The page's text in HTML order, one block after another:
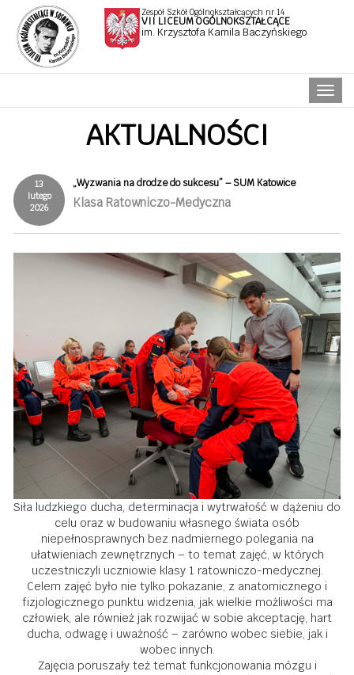
Zespół Szkół Ogólnokształcących nr 14
VII LICEUM OGÓLNOKSZTAŁCĄCE
im. Krzysztofa Kamila Baczyńskiego
AKTUALNOŚCI
13
lutego
2026
„Wyzwania na drodze do sukcesu” – SUM Katowice
Klasa Ratowniczo-Medyczna
Siła ludzkiego ducha, determinacja i wytrwałość w dążeniu do
celu oraz w budowaniu własnego świata osób
niepełnosprawnych bez nadmiernego polegania na
ułatwieniach zewnętrznych – to temat zajęć, w których
uczestniczyli uczniowie klasy 1 ratowniczo-medycznej.
Celem zajęć było nie tylko pokazanie, z anatomicznego i
fizjologicznego punktu widzenia, jak wielkie możliwości ma
człowiek, ale również jak rozwijać w sobie akceptację, hart
ducha, odwagę i uważność – zarówno wobec siebie, jak i
wobec innych.
Zajęcia poruszały też temat funkcjonowania mózgu i